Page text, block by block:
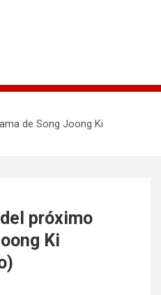
de Song Joong Ki
próximo
Ki